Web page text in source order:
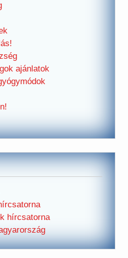
ajánlatok
hírcsatorna